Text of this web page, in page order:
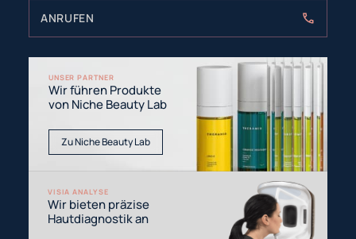
ANRUFEN
UNSER PARTNER
Wir führen Produkte
von Niche Beauty Lab
Zu Niche Beauty Lab
VISIA ANALYSE
Wir bieten präzise
Hautdiagnostik an